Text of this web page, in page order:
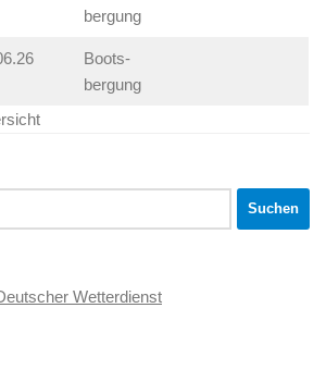
bergung
Boots-
bergung
Wetterdienst